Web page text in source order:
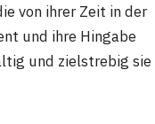
von ihrer Zeit in der
und ihre Hingabe
und zielstrebig sie